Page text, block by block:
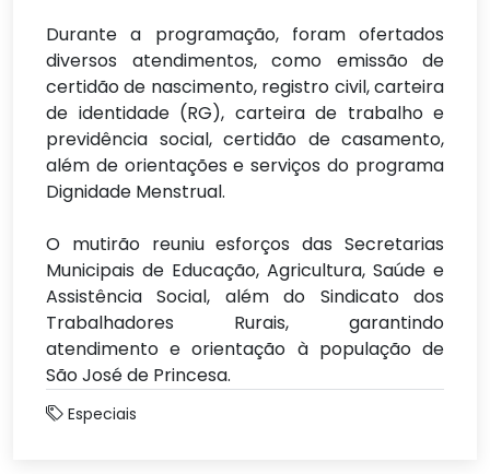
Durante a programação, foram ofertados
diversos atendimentos, como emissão de
certidão de nascimento, registro civil, carteira
de identidade (RG), carteira de trabalho e
previdência social, certidão de casamento,
além de orientações e serviços do programa
Dignidade Menstrual.
O mutirão reuniu esforços das Secretarias
Municipais de Educação, Agricultura, Saúde e
Assistência Social, além do Sindicato dos
Trabalhadores Rurais, garantindo
atendimento e orientação à população de
São José de Princesa.
Especiais